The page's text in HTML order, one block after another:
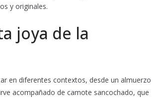
y originales.
joya de la
en diferentes contextos, desde un almuerzo
acompañado de camote sancochado, que